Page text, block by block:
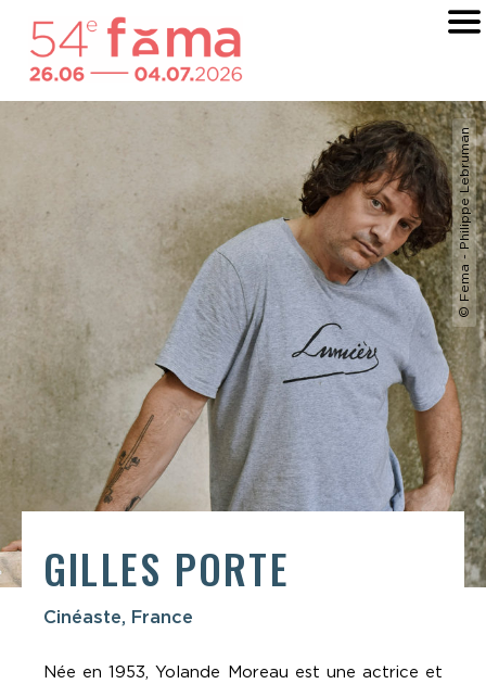
© Fema - Philippe Lebruman
GILLES PORTE
Cinéaste, France
Née en 1953, Yolande Moreau est une actrice et